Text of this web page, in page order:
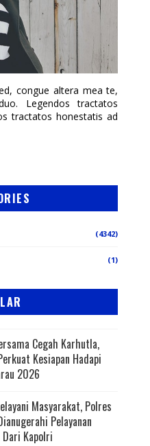
congue altera mea te,
Legendos tractatos
tractatos honestatis ad
(4342)
(1)
Cegah Karhutla,
Kesiapan Hadapi
2026
Masyarakat, Polres
Pelayanan
Kapolri